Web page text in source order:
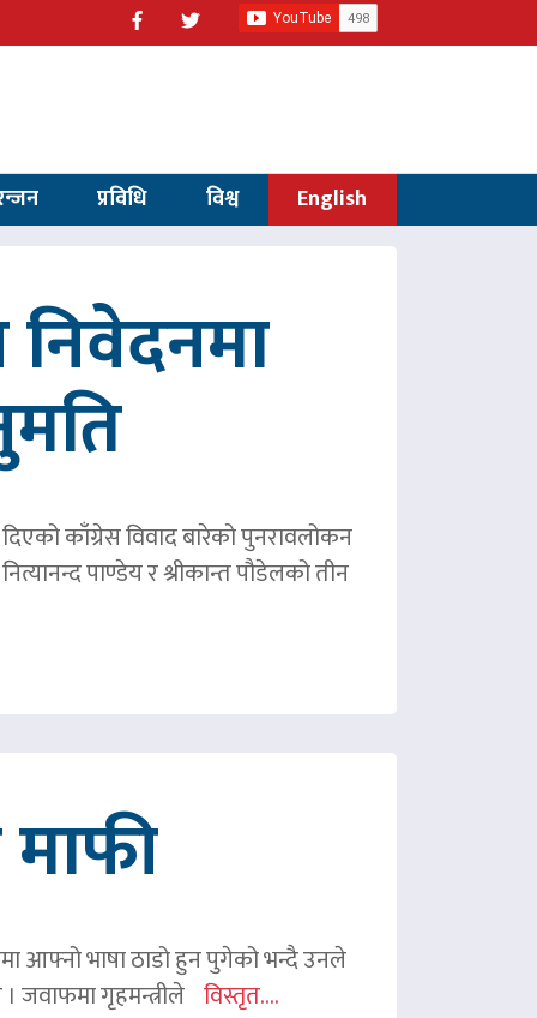
प्रविधि विश्व English
काँग्रेस विवाद बारेको पुनरावलोकन
पाण्डेय र श्रीकान्त पौडेलको तीन
आफ्नो भाषा ठाडो हुन पुगेको भन्दै उनले
जवाफमा गृहमन्त्रीले विस्तृत....